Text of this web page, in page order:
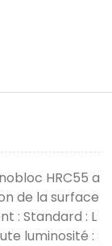
HRC55 a
de la surface
: Standard : L
luminosité :